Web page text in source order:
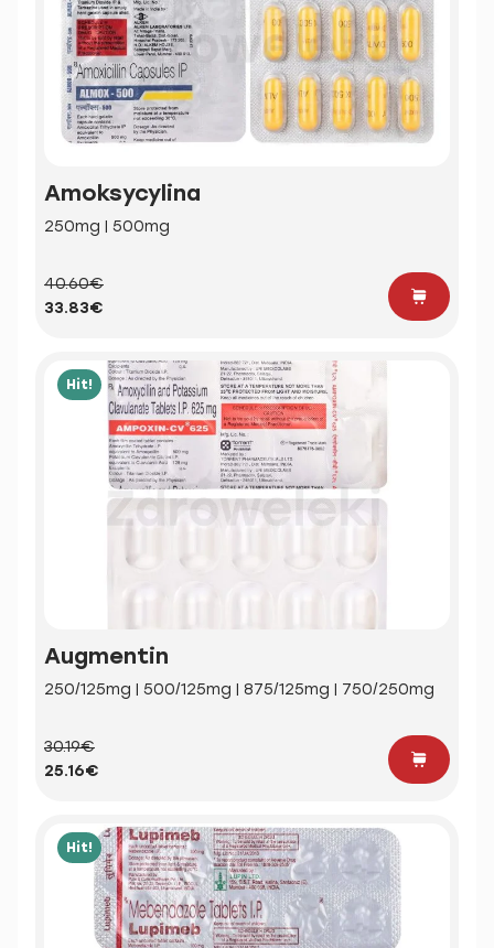
Amoksycylina
250mg | 500mg
40.60€
33.83€
Hit!
Augmentin
250/125mg | 500/125mg | 875/125mg | 750/250mg
30.19€
25.16€
Hit!